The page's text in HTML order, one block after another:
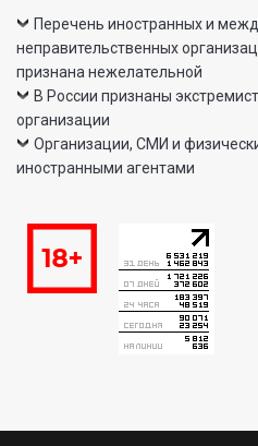
Перечень иностранных и
неправительственных
признана нежелательной
В России признаны
организации
Организации, СМИ и
иностранными агентами